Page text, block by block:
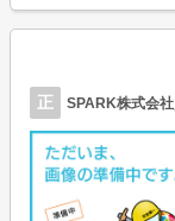
正 SPARK株式会